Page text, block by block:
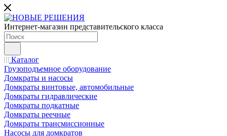
Интернет-магазин представительского класса
Каталог
Грузоподъемное оборудование
Домкраты и насосы
Домкраты винтовые, автомобильные
Домкраты гидравлические
Домкраты подкатные
Домкраты реечные
Домкраты трансмиссионные
Насосы для домкратов